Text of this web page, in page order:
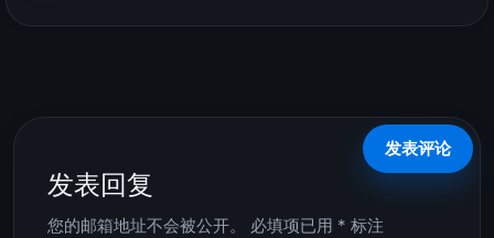
发表回复
您的邮箱地址不会被公开。 必填项已用 * 标注